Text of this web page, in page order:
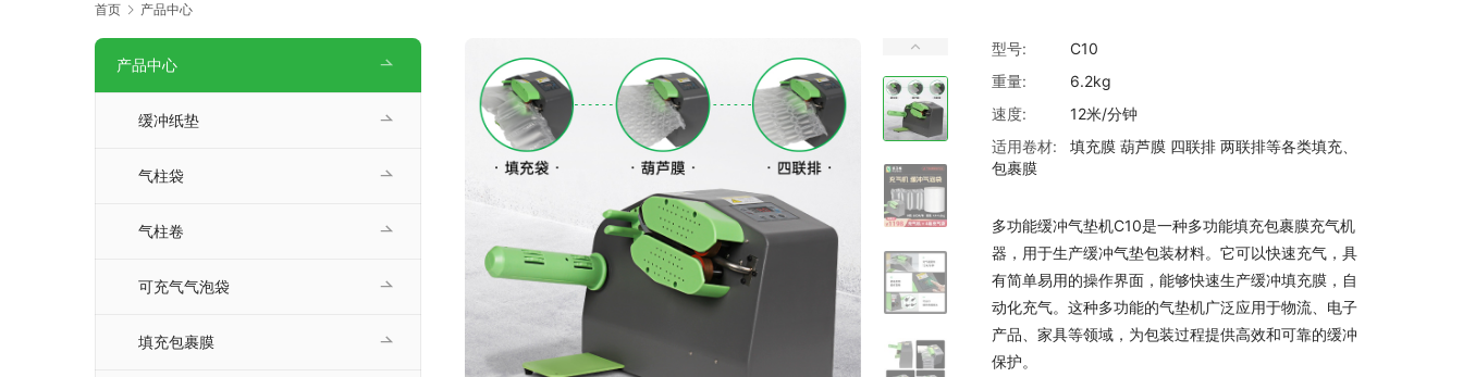
首页 产品中心
型号:
C10
重量:
6.2kg
速度:
12米/分钟
适用卷材:
填充膜 葫芦膜 四联排 两联排等各类填充、
包裹膜
多功能缓冲气垫机C10是一种多功能填充包裹膜充气机
器，用于生产缓冲气垫包装材料。它可以快速充气，具
有简单易用的操作界面，能够快速生产缓冲填充膜，自
动化充气。这种多功能的气垫机广泛应用于物流、电子
产品、家具等领域，为包装过程提供高效和可靠的缓冲
保护。
产品中心
缓冲纸垫
气柱袋
气柱卷
可充气气泡袋
填充包裹膜